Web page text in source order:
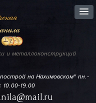
и металлоконструкций
на Нахимовском"пн.-
19.00